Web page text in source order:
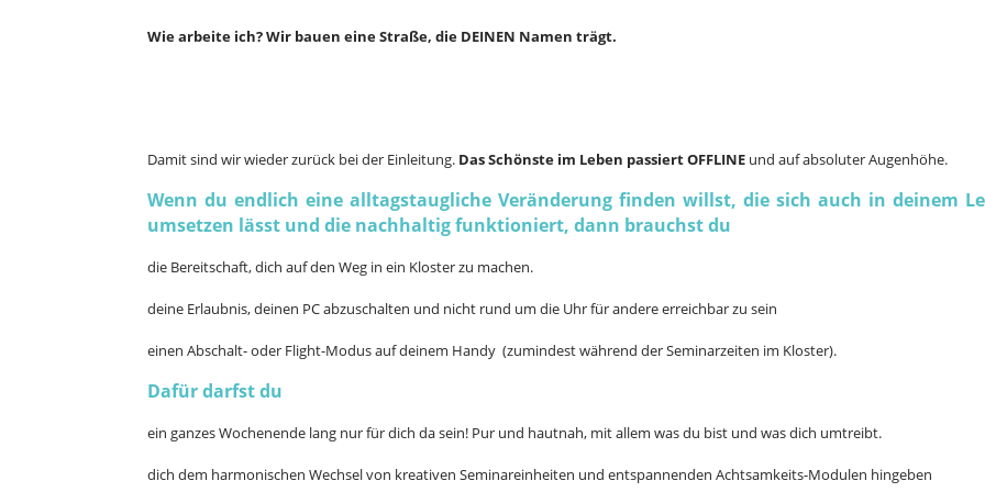
Wie arbeite ich? Wir bauen eine Straße, die DEINEN Namen trägt.
Damit sind wir wieder zurück bei der Einleitung. Das Schönste im Leben passiert OFFLINE und auf absoluter Augenhöhe.
Wenn du endlich eine alltagstaugliche Veränderung finden willst, die sich auch in deinem
umsetzen lässt und die nachhaltig funktioniert, dann brauchst du
die Bereitschaft, dich auf den Weg in ein Kloster zu machen.
deine Erlaubnis, deinen PC abzuschalten und nicht rund um die Uhr für andere erreichbar zu sein
einen Abschalt- oder Flight-Modus auf deinem Handy (zumindest während der Seminarzeiten im Kloster).
Dafür darfst du
ein ganzes Wochenende lang nur für dich da sein! Pur und hautnah, mit allem was du bist und was dich umtreibt.
dich dem harmonischen Wechsel von kreativen Seminareinheiten und entspannenden Achtsamkeits-Modulen hingeben